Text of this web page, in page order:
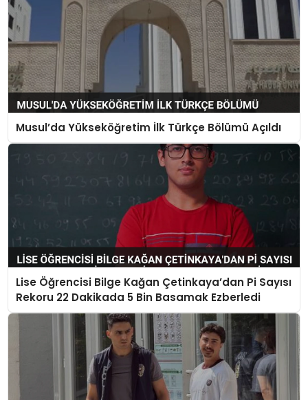
Musul’da Yükseköğretim İlk Türkçe Bölümü Açıldı
Lise Öğrencisi Bilge Kağan Çetinkaya’dan Pi Sayısı
Rekoru 22 Dakikada 5 Bin Basamak Ezberledi